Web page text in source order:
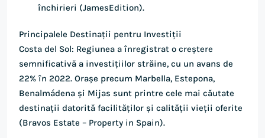
închirieri​ (JamesEdition)​.
Principalele Destinații pentru Investiții
Costa del Sol: Regiunea a înregistrat o creștere
semnificativă a investițiilor străine, cu un avans de
22% în 2022. Orașe precum Marbella, Estepona,
Benalmádena și Mijas sunt printre cele mai căutate
destinații datorită facilităților și calității vieții oferite​
(Bravos Estate – Property in Spain)​.